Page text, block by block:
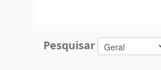
Pesquisar